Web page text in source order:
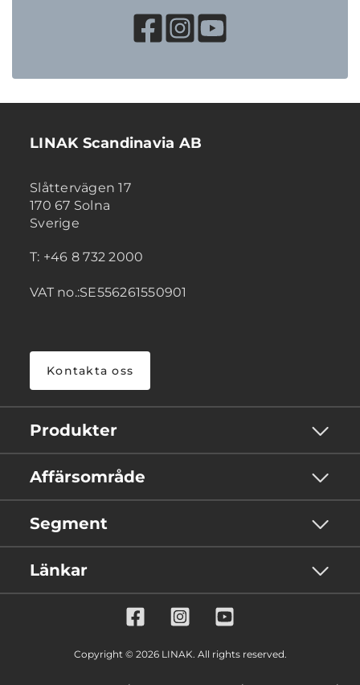
LINAK Scandinavia AB
Slåttervägen 17
170 67 Solna
Sverige
T: +46 8 732 2000
VAT no.:SE556261550901
Kontakta oss
Produkter
Affärsområde
Segment
Länkar
Copyright © 2026 LINAK. All rights reserved.